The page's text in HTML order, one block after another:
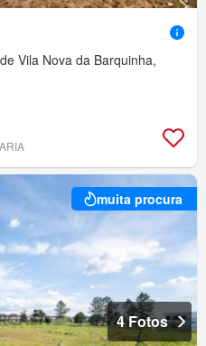
Vila Nova da Barquinha,
muita procura
4 Fotos